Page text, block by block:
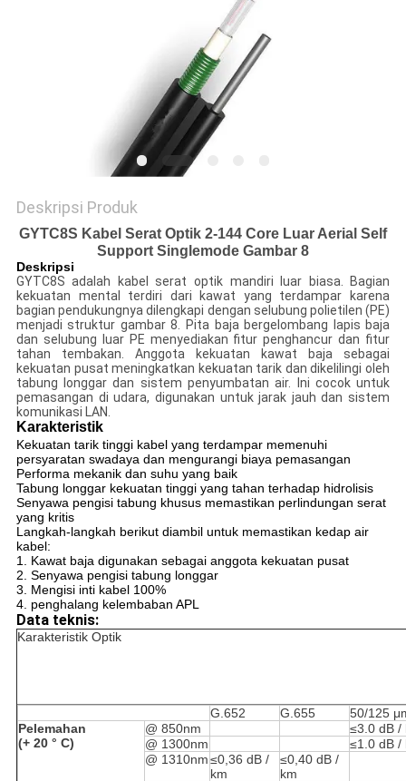
Deskripsi Produk
GYTC8S Kabel Serat Optik 2-144 Core Luar Aerial Self
Support Singlemode Gambar 8
Deskripsi
GYTC8S adalah kabel serat optik mandiri luar biasa.
Bagian
kekuatan mental terdiri dari kawat yang terdampar karena
bagian pendukungnya dilengkapi dengan selubung polietilen (PE)
menjadi struktur gambar 8. Pita baja bergelombang lapis baja
dan selubung luar PE menyediakan fitur penghancur dan fitur
tahan tembakan.
Anggota kekuatan kawat baja sebagai
kekuatan pusat meningkatkan kekuatan tarik dan dikelilingi oleh
tabung longgar dan sistem penyumbatan air.
Ini cocok untuk
pemasangan di udara, digunakan untuk jarak jauh dan sistem
komunikasi LAN.
Karakteristik
Kekuatan tarik tinggi kabel yang terdampar memenuhi
persyaratan swadaya dan mengurangi biaya pemasangan
Performa mekanik dan suhu yang baik
Tabung longgar kekuatan tinggi yang tahan terhadap hidrolisis
Senyawa pengisi tabung khusus memastikan perlindungan serat
yang kritis
Langkah-langkah berikut diambil untuk memastikan kedap air
kabel:
1. Kawat baja digunakan sebagai anggota kekuatan pusat
2. Senyawa pengisi tabung longgar
3. Mengisi inti kabel 100%
4. penghalang kelembaban APL
Data teknis:
Karakteristik Optik
G.652 G.655 50/125
Pelemahan
(+ 20 ° C)
@ 850nm
≤3.0 dB /
@ 1300nm
≤1.0 dB /
@ 1310nm≤0,36 dB /
km
≤0,40 dB /
km